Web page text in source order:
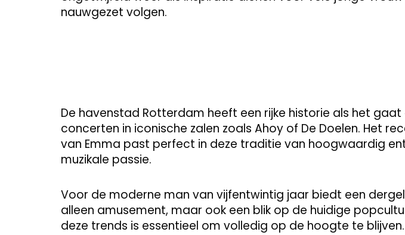
nauwgezet volgen.
De havenstad Rotterdam heeft een rijke historie als het
concerten in iconische zalen zoals Ahoy of De Doelen. Het
van Emma past perfect in deze traditie van hoogwaardig
muzikale passie.
Voor de moderne man van vijfentwintig jaar biedt een
alleen amusement, maar ook een blik op de huidige
deze trends is essentieel om volledig op de hoogte te blijven.